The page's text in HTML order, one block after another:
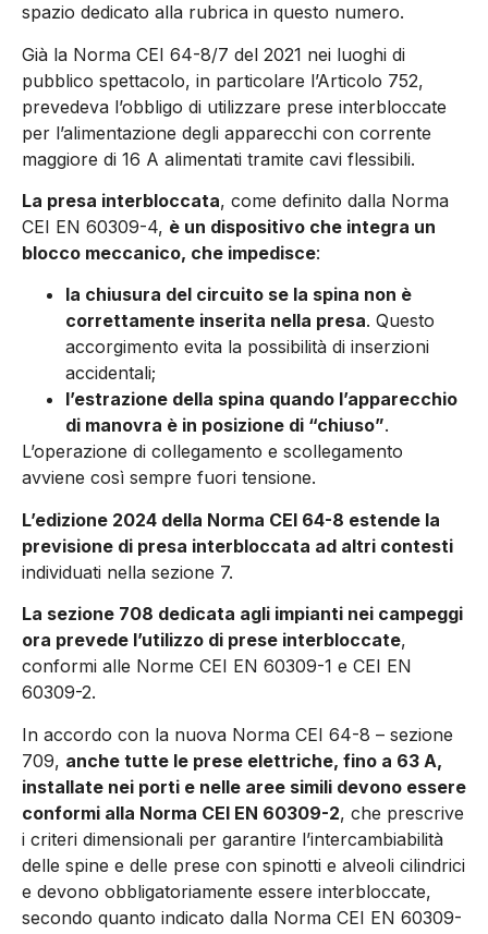
spazio dedicato alla rubrica in questo numero.
Già la Norma CEI 64-8/7 del 2021 nei luoghi di
pubblico spettacolo, in particolare l’Articolo 752,
prevedeva l’obbligo di utilizzare prese interbloccate
per l’alimentazione degli apparecchi con corrente
maggiore di 16 A alimentati tramite cavi flessibili.
La presa interbloccata, come definito dalla Norma
CEI EN 60309-4, è un dispositivo che integra un
blocco meccanico, che impedisce:
la chiusura del circuito se la spina non è
correttamente inserita nella presa. Questo
accorgimento evita la possibilità di inserzioni
accidentali;
l’estrazione della spina quando l’apparecchio
di manovra è in posizione di “chiuso”.
L’operazione di collegamento e scollegamento
avviene così sempre fuori tensione.
L’edizione 2024 della Norma CEI 64-8 estende la
previsione di presa interbloccata ad altri contesti
individuati nella sezione 7.
La sezione 708 dedicata agli impianti nei campeggi
ora prevede l’utilizzo di prese interbloccate,
conformi alle Norme CEI EN 60309-1 e CEI EN
60309-2.
In accordo con la nuova Norma CEI 64-8 – sezione
709, anche tutte le prese elettriche, fino a 63 A,
installate nei porti e nelle aree simili devono essere
conformi alla Norma CEI EN 60309-2, che prescrive
i criteri dimensionali per garantire l’intercambiabilità
delle spine e delle prese con spinotti e alveoli cilindrici
e devono obbligatoriamente essere interbloccate,
secondo quanto indicato dalla Norma CEI EN 60309-